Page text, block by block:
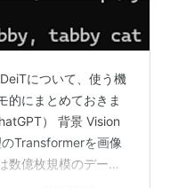
について、使う機
的にまとめておきま
） 背景 Vision
Transformerを画像
数億枚規模のデータ